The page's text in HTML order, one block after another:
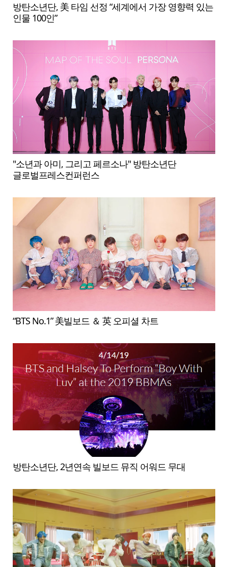
방탄소년단, 美 타임 선정 “세계에서 가장 영향력 있는
인물 100인”
"소년과 아미, 그리고 페르소나" 방탄소년단
글로벌프레스컨퍼런스
“BTS No.1” 美빌보드 ＆ 英 오피셜 차트
방탄소년단, 2년연속 빌보드 뮤직 어워드 무대